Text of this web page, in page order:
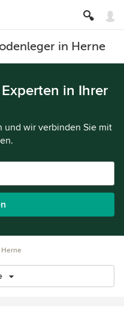
in Herne
in Ihrer
und wir verbinden Sie mit
Herne